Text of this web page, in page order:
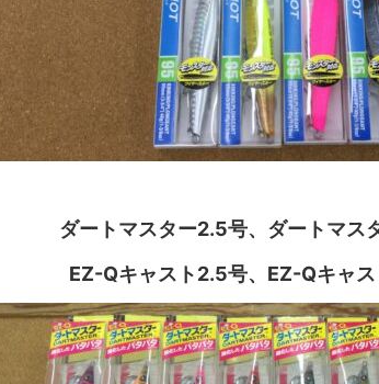
ダートマスター2.5号、ダートマス
EZ-Qキャスト2.5号、EZ-Qキャ